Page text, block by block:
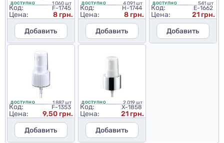
ДОСТУПНО 1 060 шт
Код: F-1745
Цена:
8 грн.
Добавить
ДОСТУПНО 4 091 шт
Код: H-1744
Цена:
8 грн.
Добавить
ДОСТУПНО 541 шт
Код: E-1662
Цена:
21 грн.
Добавить
ДОСТУПНО 1 887 шт
Код: F-1353
Цена:
9,50 грн.
Добавить
ДОСТУПНО 2 019 шт
Код: X-1858
Цена:
21 грн.
Добавить